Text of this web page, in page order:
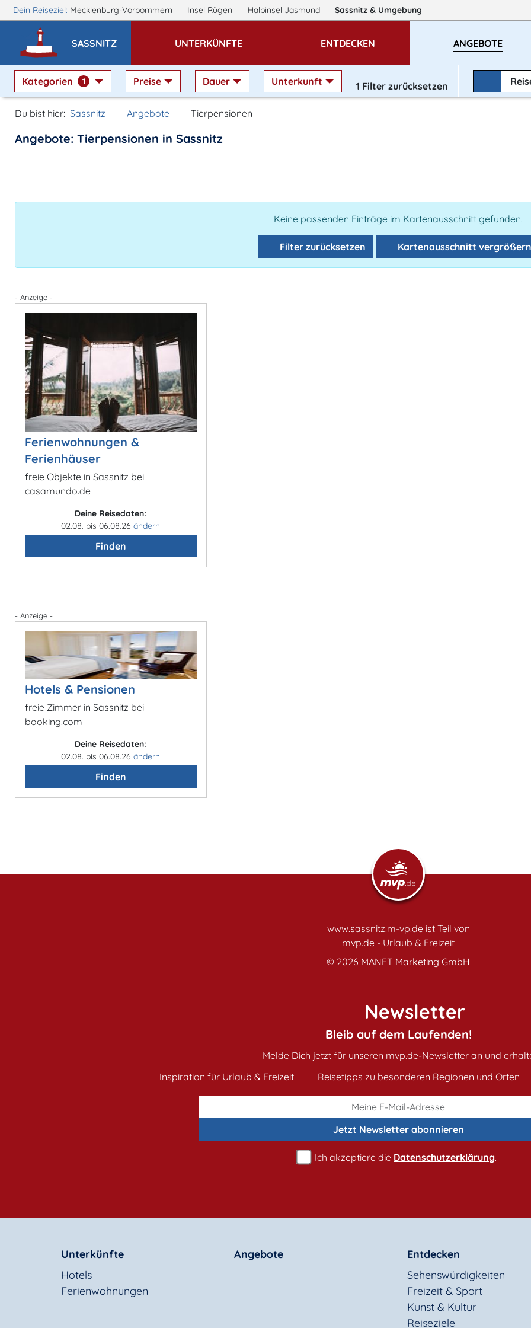
Dein Reiseziel: Mecklenburg-Vorpommern Insel Rügen Halbinsel Jasmund Sassnitz & Umgebung
SASSNITZ UNTERKÜNFTE ENTDECKEN ANGEBOTE
Kategorien 1 Preise Dauer Unterkunft 1 Filter zurücksetzen
Du bist hier: Sassnitz Angebote Tierpensionen
Angebote: Tierpensionen in Sassnitz
Keine passenden Einträge im Kartenausschnitt gefunden.
Filter zurücksetzen Kartenausschnitt vergrößern
- Anzeige -
Ferienwohnungen &
Ferienhäuser
freie Objekte in Sassnitz bei
casamundo.de
Deine Reisedaten:
02.08. bis 06.08.26ändern
Finden
- Anzeige -
Hotels & Pensionen
freie Zimmer in Sassnitz bei
booking.com
Deine Reisedaten:
02.08. bis 06.08.26ändern
Finden
www.sassnitz.m-vp.de ist Teil von
mvp.de - Urlaub & Freizeit
© 2026 MANET Marketing GmbH
Newsletter
Bleib auf dem Laufenden!
Melde Dich jetzt für unseren mvp.de-Newsletter an und
Inspiration für Urlaub & Freizeit
Reisetipps zu besonderen Regionen und Orten
Jetzt Newsletterabonnieren
Ich akzeptiere die Datenschutzerklärung.
Unterkünfte
Hotels
Ferienwohnungen
Angebote
Entdecken
Sehenswürdigkeiten
Freizeit & Sport
Kunst & Kultur
Reiseziele